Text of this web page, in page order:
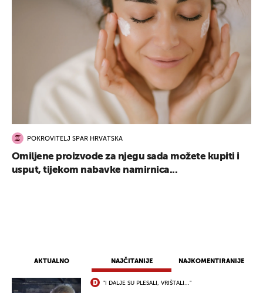
AKTUALNO NAJČITANIJE NAJKOMENTIRANIJE
"I DALJE SU PLESALI, VRIŠTALI..."
POKROVITELJ SPAR HRVATSKA
Omiljene proizvode za njegu sada možete kupiti i
usput, tijekom nabavke namirnica...